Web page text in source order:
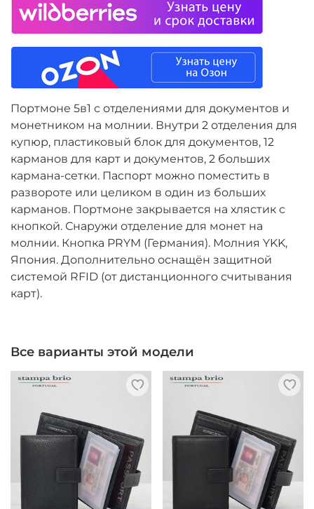
Портмоне 5в1 с отделениями для документов и
монетником на молнии. Внутри 2 отделения для
купюр, пластиковый блок для документов, 12
карманов для карт и документов, 2 больших
кармана-сетки. Паспорт можно поместить в
развороте или целиком в один из больших
карманов. Портмоне закрывается на хлястик с
кнопкой. Снаружи отделение для монет на
молнии. Кнопка PRYM (Германия). Молния YKK,
Япония. Дополнительно оснащён защитной
системой RFID (от дистанционного считывания
карт).
Все варианты этой модели